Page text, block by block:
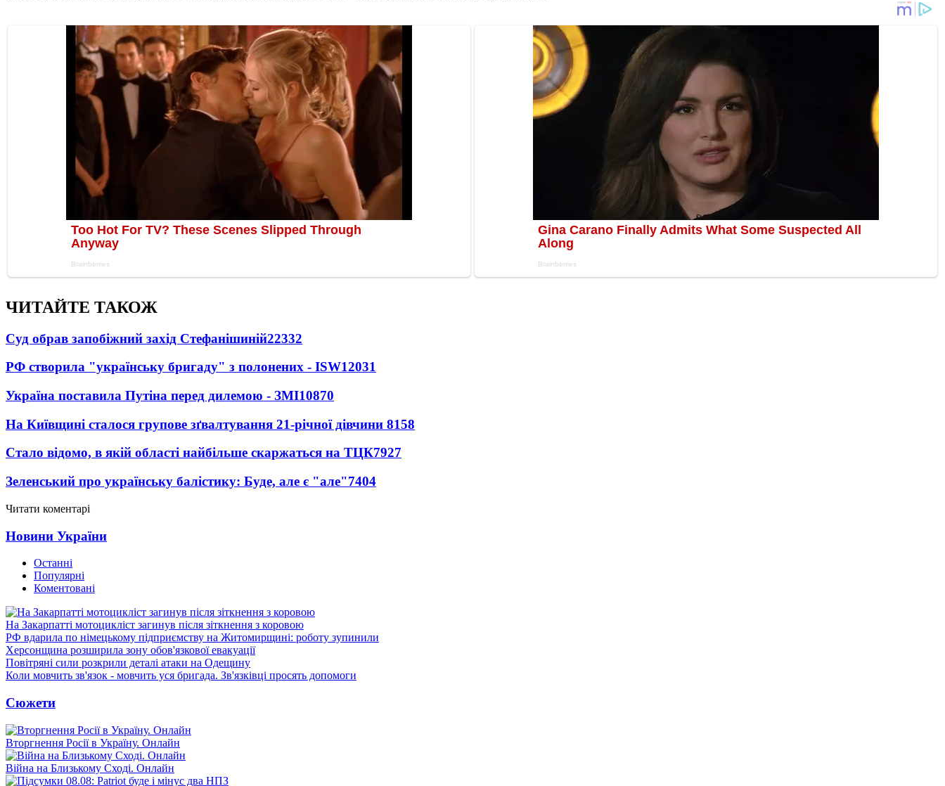
ЧИТАЙТЕ ТАКОЖ
Суд обрав запобіжний захід Стефанішиній22332
РФ створила "українську бригаду" з полонених - ISW12031
Україна поставила Путіна перед дилемою - ЗМІ10870
На Київщині сталося групове зґвалтування 21-річної дівчини 8158
Стало відомо, в якій області найбільше скаржаться на ТЦК7927
Зеленський про українську балістику: Буде, але є "але"7404
Читати коментарі
Новини України
Останні
Популярні
Коментовані
На Закарпатті мотоцикліст загинув після зіткнення з коровою
РФ вдарила по німецькому підприємству на Житомирщині: роботу зупинили
Херсонщина розширила зону обов'язкової евакуації
Повітряні сили розкрили деталі атаки на Одещину
Коли мовчить зв'язок - мовчить уся бригада. Зв'язківці просять допомоги
Сюжети
Вторгнення Росії в Україну. Онлайн
Війна на Близькому Сході. Онлайн